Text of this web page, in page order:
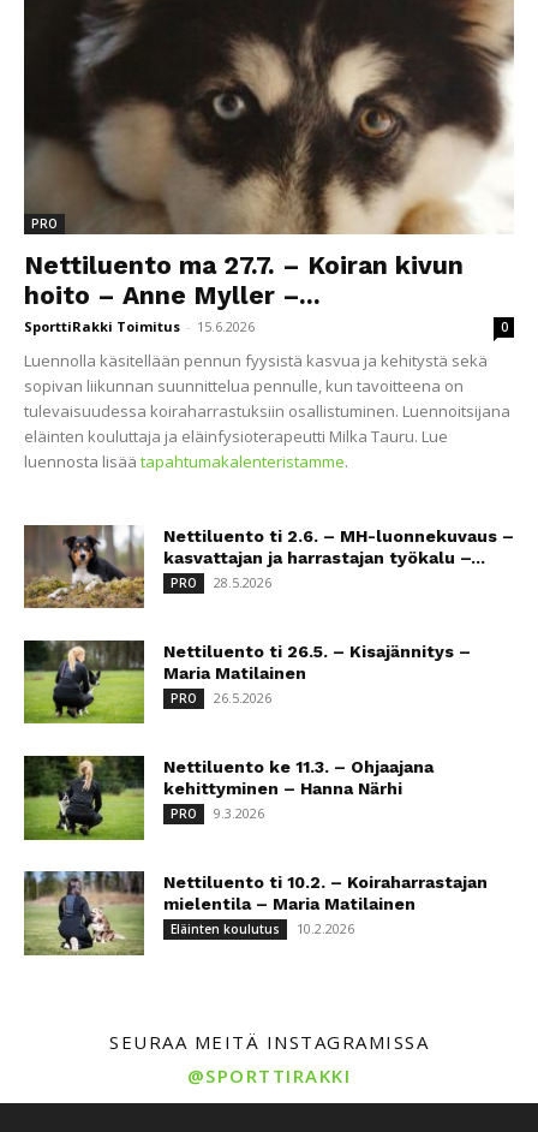
PRO
Nettiluento ma 27.7. – Koiran kivun
hoito – Anne Myller –...
SporttiRakki Toimitus - 15.6.2026 0
Luennolla käsitellään pennun fyysistä kasvua ja kehitystä sekä
sopivan liikunnan suunnittelua pennulle, kun tavoitteena on
tulevaisuudessa koiraharrastuksiin osallistuminen. Luennoitsijana
eläinten kouluttaja ja eläinfysioterapeutti Milka Tauru. Lue
luennosta lisää tapahtumakalenteristamme.
Nettiluento ti 2.6. – MH-luonnekuvaus –
kasvattajan ja harrastajan työkalu –...
PRO 28.5.2026
Nettiluento ti 26.5. – Kisajännitys –
Maria Matilainen
PRO 26.5.2026
Nettiluento ke 11.3. – Ohjaajana
kehittyminen – Hanna Närhi
PRO 9.3.2026
Nettiluento ti 10.2. – Koiraharrastajan
mielentila – Maria Matilainen
Eläinten koulutus 10.2.2026
SEURAA MEITÄ INSTAGRAMISSA
@SPORTTIRAKKI